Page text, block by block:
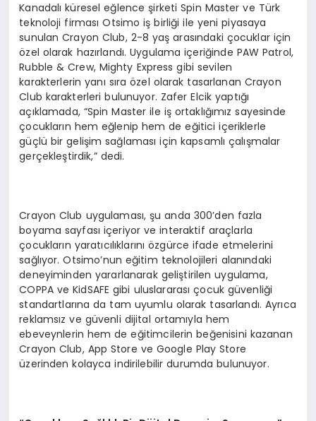
Kanadalı küresel eğlence şirketi Spin Master ve Türk
teknoloji firması Otsimo iş birliği ile yeni piyasaya
sunulan Crayon Club, 2-8 yaş arasındaki çocuklar için
özel olarak hazırlandı. Uygulama içeriğinde PAW Patrol,
Rubble & Crew, Mighty Express gibi sevilen
karakterlerin yanı sıra özel olarak tasarlanan Crayon
Club karakterleri bulunuyor. Zafer Elcik yaptığı
açıklamada, “Spin Master ile iş ortaklığımız sayesinde
çocukların hem eğlenip hem de eğitici içeriklerle
güçlü bir gelişim sağlaması için kapsamlı çalışmalar
gerçekleştirdik,” dedi.
Crayon Club uygulaması, şu anda 300’den fazla
boyama sayfası içeriyor ve interaktif araçlarla
çocukların yaratıcılıklarını özgürce ifade etmelerini
sağlıyor. Otsimo’nun eğitim teknolojileri alanındaki
deneyiminden yararlanarak geliştirilen uygulama,
COPPA ve KidSAFE gibi uluslararası çocuk güvenliği
standartlarına da tam uyumlu olarak tasarlandı. Ayrıca
reklamsız ve güvenli dijital ortamıyla hem
ebeveynlerin hem de eğitimcilerin beğenisini kazanan
Crayon Club, App Store ve Google Play Store
üzerinden kolayca indirilebilir durumda bulunuyor.